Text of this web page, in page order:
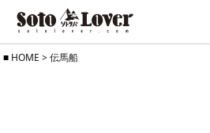
SkipHOME >伝馬船